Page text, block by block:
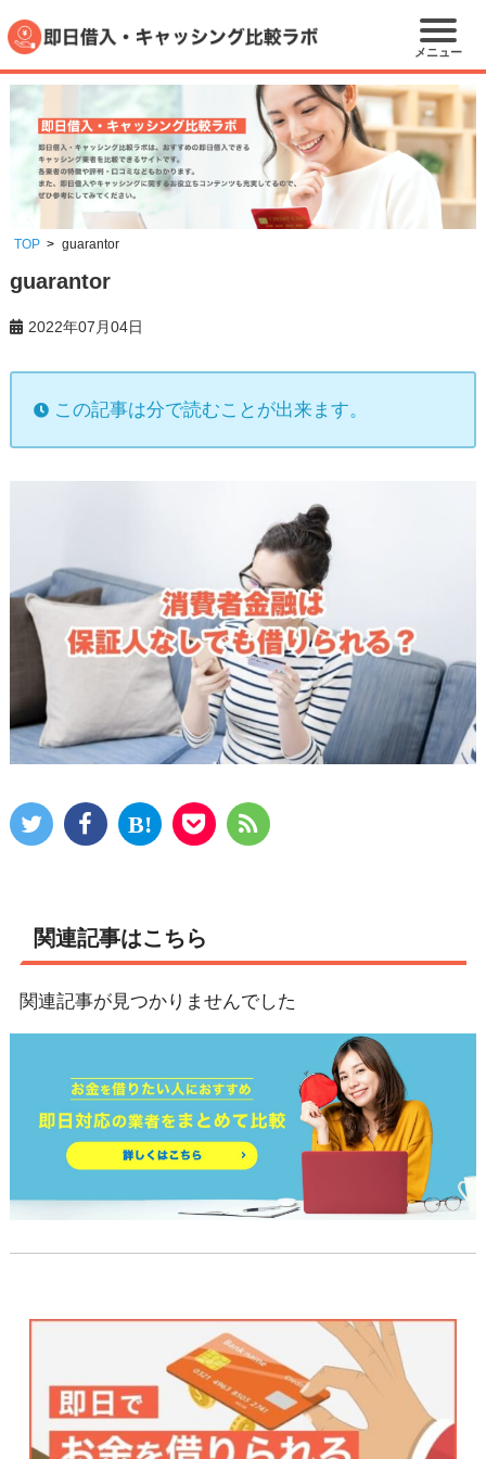
メニュー
TOP guarantor
guarantor
2022年07月04日
この記事は分で読むことが出来ます。
関連記事はこちら
関連記事が見つかりませんでした